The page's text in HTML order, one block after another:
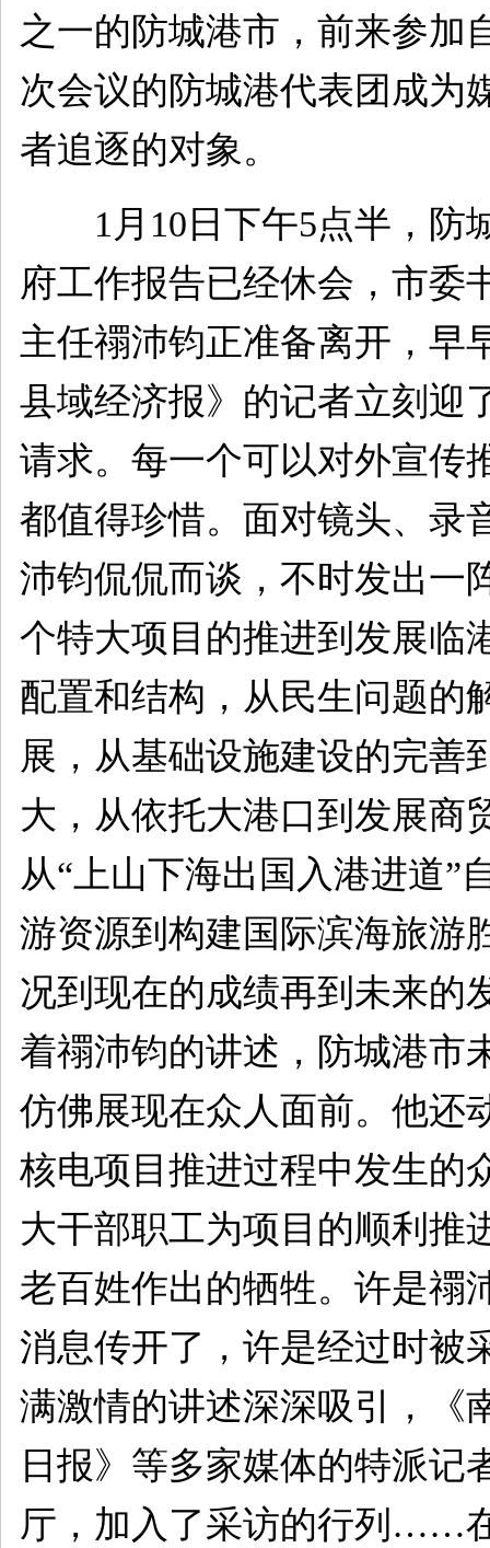
之一的防城港市，前来参加
次会议的防城港代表团成为
者追逐的对象。
1月10日下午5点半，防
府工作报告已经休会，市委
主任禤沛钧正准备离开，早
县域经济报》的记者立刻迎
请求。每一个可以对外宣传
都值得珍惜。面对镜头、录
沛钧侃侃而谈，不时发出一
个特大项目的推进到发展临
配置和结构，从民生问题的
展，从基础设施建设的完善
大，从依托大港口到发展商
从“上山下海出国入港进道”
游资源到构建国际滨海旅
况到现在的成绩再到未来的
着禤沛钧的讲述，防城港市
仿佛展现在众人面前。他还
核电项目推进过程中发生的
大干部职工为项目的顺利推
老百姓作出的牺牲。许是禤
消息传开了，许是经过时被
满激情的讲述深深吸引，《
日报》等多家媒体的特派记
厅，加入了采访的行列……